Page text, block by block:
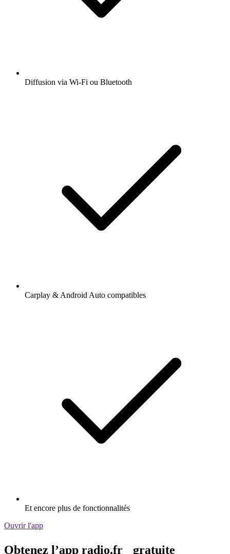
Diffusion via Wi-Fi ou Bluetooth
Carplay & Android Auto compatibles
Et encore plus de fonctionnalités
Ouvrir l'app
Obtenez l’app radio.fr gratuite